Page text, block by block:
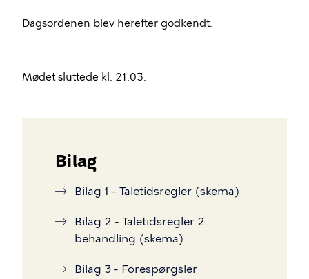
Dagsordenen blev herefter godkendt.
Mødet sluttede kl. 21.03.
Bilag
Bilag 1 - Taletidsregler (skema)
Bilag 2 - Taletidsregler 2.
behandling (skema)
Bilag 3 - Forespørgsler